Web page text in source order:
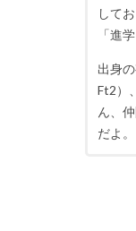
して
「進
出身
Ft2）
ん、
だよ。